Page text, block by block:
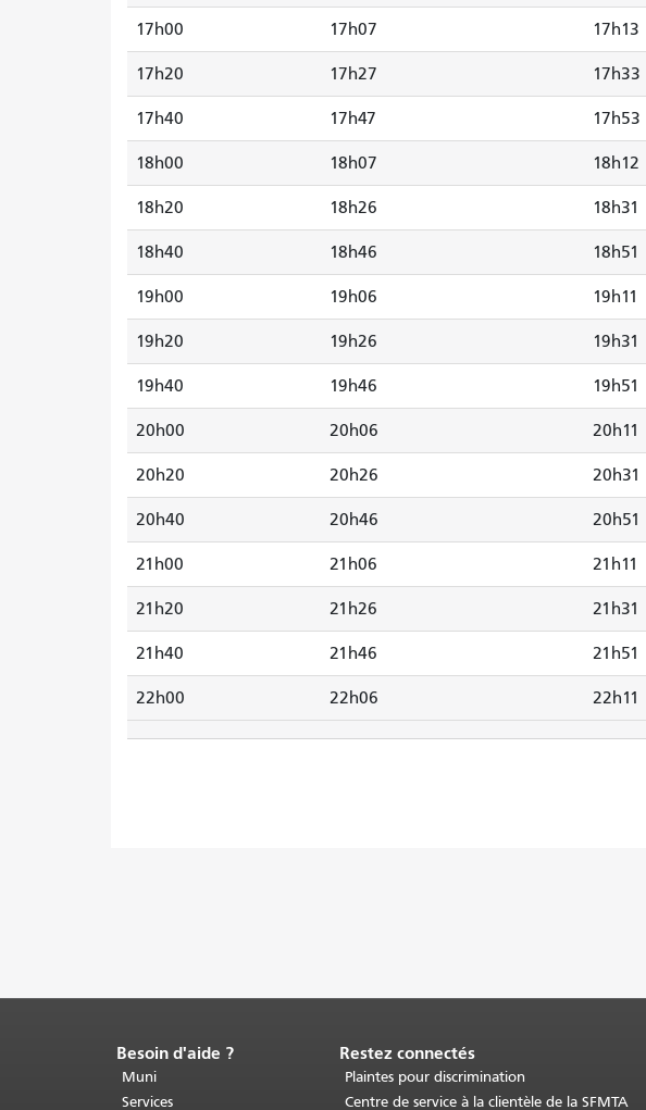
17h00 17h07 17h13
17h20 17h27 17h33
17h40 17h47 17h53
18h00 18h07 18h12
18h20 18h26 18h31
18h40 18h46 18h51
19h00 19h06 19h11
19h20 19h26 19h31
19h40 19h46 19h51
20h00 20h06 20h11
20h20 20h26 20h31
20h40 20h46 20h51
21h00 21h06 21h11
21h20 21h26 21h31
21h40 21h46 21h51
22h00 22h06 22h11
Fin
du
contenu
Besoin d'aide ?
Muni
Services
Restez connectés
Plaintes pour discrimination
Centre de service à la clientèle de la SFMTA